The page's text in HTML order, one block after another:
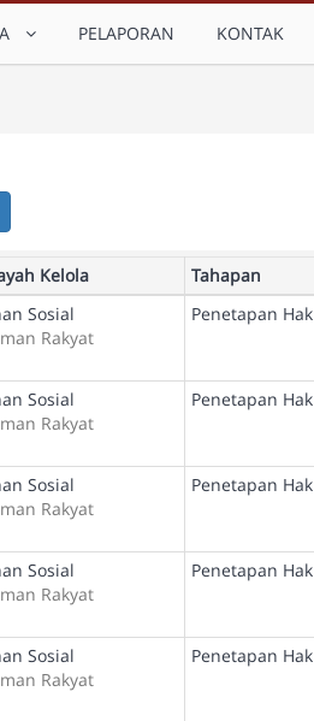
PELAPORAN KONTAK
Kelola
Tahapan
Sosial
Rakyat
Penetapan Hak
Sosial
Rakyat
Penetapan Hak
Sosial
Rakyat
Penetapan Hak
Sosial
Rakyat
Penetapan Hak
Sosial
Rakyat
Penetapan Hak